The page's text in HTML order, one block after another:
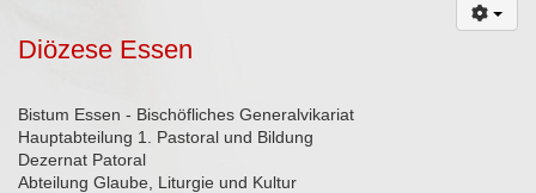
Diözese Essen
Bistum Essen - Bischöfliches Generalvikariat
Hauptabteilung 1. Pastoral und Bildung
Dezernat Patoral
Abteilung Glaube, Liturgie und Kultur